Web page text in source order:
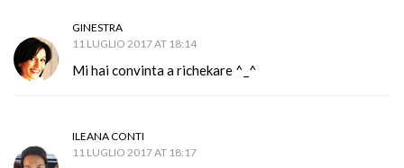
GINESTRA
11 LUGLIO 2017 AT 18:14
Mi hai convinta a richekare ^_^
ILEANA CONTI
11 LUGLIO 2017 AT 18:17